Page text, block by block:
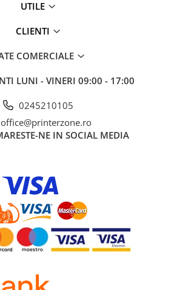
UTILE
CLIENTI
COMERCIALE
LUNI - VINERI 09:00 - 17:00
0245210105
office@printerzone.ro
NE IN SOCIAL MEDIA